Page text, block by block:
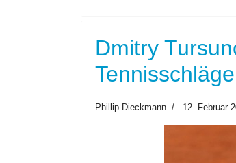
Dmitry
Phillip Dieckmann 12. Februar